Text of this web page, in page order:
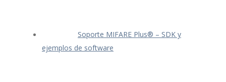
Soporte MIFARE Plus® – SDK y
ejemplos de software